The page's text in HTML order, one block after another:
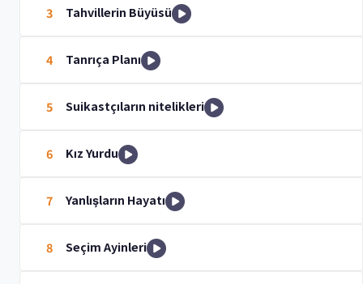
3 Tahvillerin Büyüsü
4 Tanrıça Planı
5 Suikastçıların nitelikleri
6 Kız Yurdu
7 Yanlışların Hayatı
8 Seçim Ayinleri